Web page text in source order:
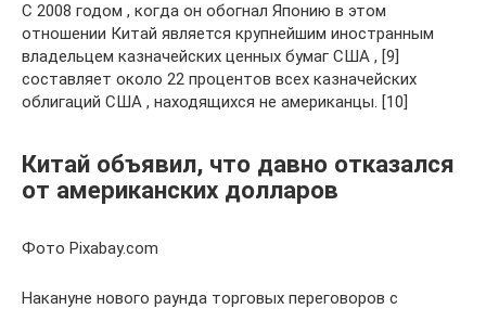
С 2008 годом , когда он обогнал Японию в этом
отношении Китай является крупнейшим иностранным
владельцем казначейских ценных бумаг США , [9]
составляет около 22 процентов всех казначейских
облигаций США , находящихся не американцы. [10]
Китай объявил, что давно отказался
от американских долларов
Фото Pixabay.com
Накануне нового раунда торговых переговоров с